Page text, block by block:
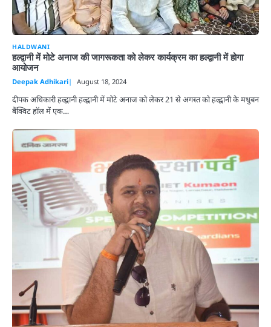
HALDWANI
हल्द्वानी में मोटे अनाज की जागरूकता को लेकर कार्यक्रम का हल्द्वानी में होगा
आयोजन
Deepak Adhikari August 18, 2024
दीपक अधिकारी हल्द्वानी हल्द्वानी में मोटे अनाज को लेकर 21 से अगस्त को हल्द्वानी के मधुबन
बैंक्विट हॉल में एक…